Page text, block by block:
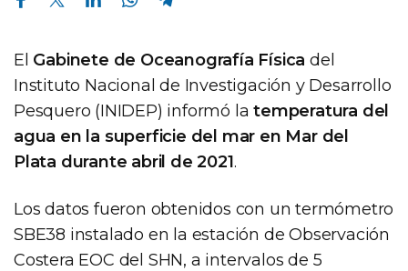
El Gabinete de Oceanografía Física del
Instituto Nacional de Investigación y Desarrollo
Pesquero (INIDEP) informó latemperatura del
agua en la superficie del mar en Mar del
Plata durante abril de 2021.
Los datos fueron obtenidos con un termómetro
SBE38 instalado en la estación de Observación
Costera EOC del SHN, a intervalos de 5